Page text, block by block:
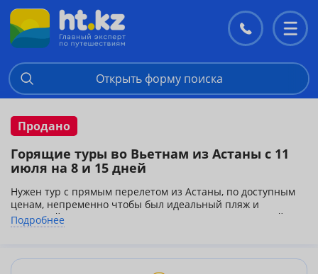
Контакты
меню
Открыть форму поиска
Продано
Горящие туры во Вьетнам из Астаны с 11
июля на 8 и 15 дней
Нужен тур с прямым перелетом из Астаны, по доступным
ценам, непременно чтобы был идеальный пляж и
отменный сервис - рекомендуем Вьетнам! Прямые рейсы
из Астаны с 23 ноября, перелет авиакомпанией Инвест
Дополнительно оплачивается визовое приглашение - 25 долларов с
паспорта.
Подробнее